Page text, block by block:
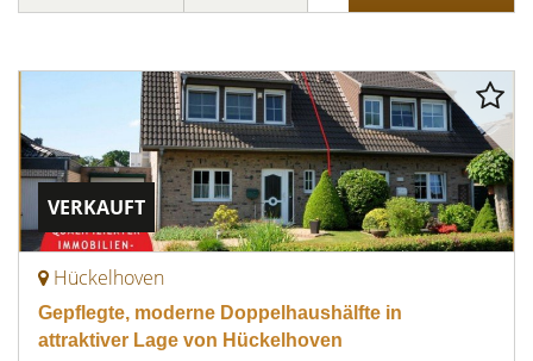
VERKAUFT
Hückelhoven
Gepflegte, moderne Doppelhaushälfte in
attraktiver Lage von Hückelhoven